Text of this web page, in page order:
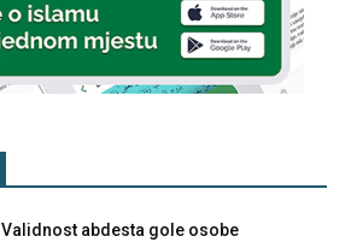
Validnost abdesta gole osobe